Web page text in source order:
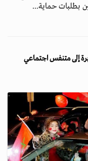
بطلبات حماية...
إلى متنفس اجتماعي